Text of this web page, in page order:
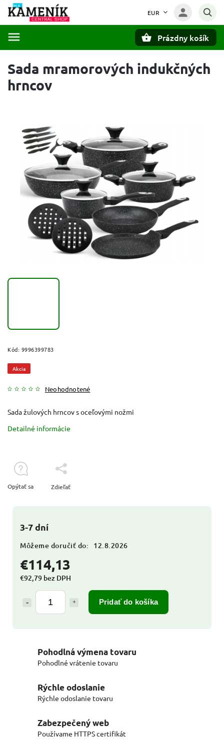
EUR
Prázdny košík
Sada mramorových indukčných
hrncov
Kód: 9996399783
Akcia
Neohodnotené
€114,13
€92,79 bez DPH
Pridať do košíka
3-7 dní
Môžeme doručiť do: 12.8.2026
Sada žulových hrncov s oceľovými nožmi
Detailné informácie
Opýtať sa Zdieľať
Pohodlná výmena tovaru
Pohodlné vrátenie tovaru
Rýchle odoslanie
Rýchle odoslanie tovaru
Zabezpečený web
Používame HTTPS certifikát